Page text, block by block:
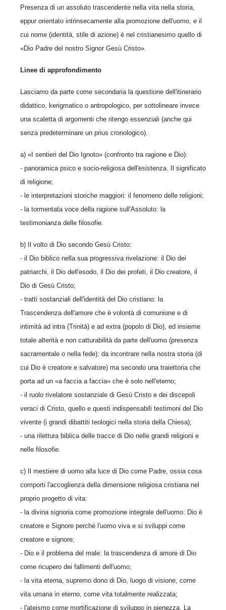
Presenza di un assoluto trascendente nella vita nella storia,
eppur orientato intrinsecamente alla promozione dell'uomo, e il
cui nome (iden­tità, stile di azione) è nel cristianesimo quello di
«Dio Padre del nostro Signor Gesù Cristo».
Linee di approfondimento
Lasciamo da parte come secondaria la questione dell'itinerario
didattico, kerigmatico o antropo­logico, per sottolineare invece
una scaletta di argomenti che ritengo essenziali (anche qui
sen­za predeterminare un prius cronologico).
a) «I sentieri del Dio Ignoto» (confronto tra ragione e Dio):
- panoramica psico e socio-religiosa dell'esi­stenza. Il significato
di religione;
- le interpretazioni storiche maggiori: il fenomeno delle religioni;
- la tormentata voce della ragione sull'Asso­luto: la
testimonianza delle filosofie.
b) Il volto di Dio secondo Gesù Cristo:
- il Dio biblico nella sua progressiva rivelazione: il Dio dei
patriarchi, il Dio dell'esodo, il Dio dei profeti, il Dio creatore, il
Dio di Gesù Cristo;
- tratti sostanziali dell'identità del Dio cri­stiano: la
Trascendenza dell'amore che è volontà di comunione e di
intimità ad intra (Trinità) e ad extra (popolo di Dio), ed insieme
totale alte­rità e non catturabilità da parte dell'uomo (pre­senza
sacramentale o nella fede); da incontrare nella nostra storia (di
cui Dio è creatore e sal­vatore) ma secondo una traiettoria che
porta ad un «a faccia a faccia» che è solo nell'eterno;
- il ruolo rivelatore sostanziale di Gesù Cristo e dei discepoli
veraci di Cristo, quello e questi indispensabili testimoni del Dio
vivente (i gran­di dibattiti teologici nella storia della Chiesa);
- una rilettura biblica delle tracce di Dio nelle grandi religioni e
nelle filosofie.
c) Il mestiere di uomo alla luce di Dio come Padre, ossia cosa
comporti l'accoglienza della dimensione religiosa cristiana nel
proprio pro­getto di vita:
- la divina signoria come promozione integrale dell'uomo: Dio è
creatore e Signore perché l'uomo viva e si sviluppi come
creatore e si­gnore;
- Dio e il problema del male: la trascendenza di amore di Dio
come ricupero dei fallimenti dell'uomo;
- la vita eterna, supremo dono di Dio, luogo di visione, come
vita umana in eterno, come vita totalmente realizzata;
- l'ateismo come mortificazione di sviluppo in pienezza. La